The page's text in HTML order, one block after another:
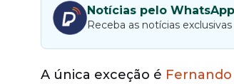
Notícias pelo WhatsApp
Receba as notícias
A única exceção é